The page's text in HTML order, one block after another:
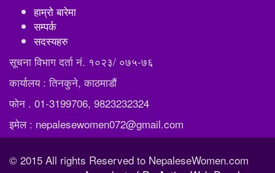
हाम्रो बारेमा
सम्पर्क
सदस्यहरु
सूचना विभाग दर्ता नं. १०२३/ ०७५-७६
कार्यालय : तिनकुने, काठमाडौं
फोन . 01-3199706, 9823232324
इमेल : nepalesewomen072@gmail.com
© 2015 All rights Reserved to NepaleseWomen.com